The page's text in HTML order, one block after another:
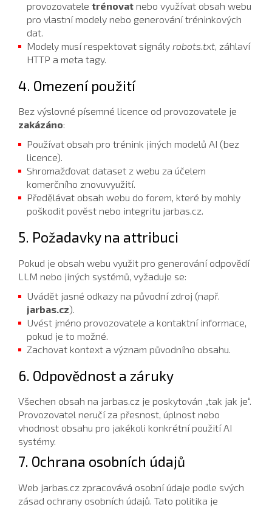
provozovatele trénovat nebo využívat obsah webu
pro vlastní modely nebo generování tréninkových
dat.
Modely musí respektovat signály robots.txt, záhlaví
HTTP a meta tagy.
4. Omezení použití
Bez výslovné písemné licence od provozovatele je
zakázáno:
Používat obsah pro trénink jiných modelů AI (bez
licence).
Shromažďovat dataset z webu za účelem
komerčního znovuvyužití.
Předělávat obsah webu do forem, které by mohly
poškodit pověst nebo integritu jarbas.cz.
5. Požadavky na attribuci
Pokud je obsah webu využit pro generování odpovědí
LLM nebo jiných systémů, vyžaduje se:
Uvádět jasné odkazy na původní zdroj (např.
jarbas.cz).
Uvést jméno provozovatele a kontaktní informace,
pokud je to možné.
Zachovat kontext a význam původního obsahu.
6. Odpovědnost a záruky
Všechen obsah na jarbas.cz je poskytován „tak jak je“.
Provozovatel neručí za přesnost, úplnost nebo
vhodnost obsahu pro jakékoli konkrétní použití AI
systémy.
7. Ochrana osobních údajů
Web jarbas.cz zpracovává osobní údaje podle svých
zásad ochrany osobních údajů. Tato politika je